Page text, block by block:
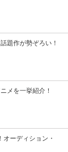
題作が勢ぞろい！
メを一挙紹介！
ーディション・